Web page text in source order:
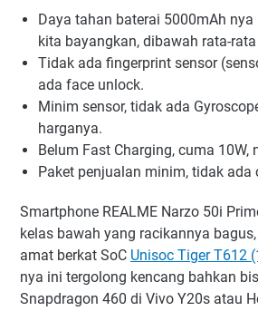
Daya tahan baterai 5000mAh
kita bayangkan, dibawah rata-
Tidak ada fingerprint sensor
ada face unlock.
Minim sensor, tidak ada
harganya.
Belum Fast Charging, cuma 10W,
Paket penjualan minim, tidak ada
Smartphone REALME Narzo 50i
kelas bawah yang racikannya
amat berkat SoC Unisoc Tiger T612
nya ini tergolong kencang bahkan
Snapdragon 460 di Vivo Y20s atau